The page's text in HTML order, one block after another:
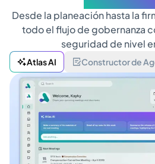
Desde la planeación hasta la
todo el flujo de gobernanza
seguridad de nivel
Atlas AI Constructor de